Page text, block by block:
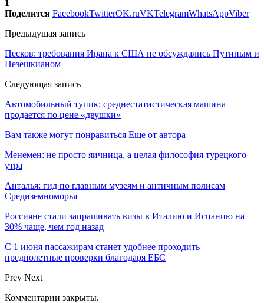
1
Поделится FacebookTwitterOK.ruVKTelegramWhatsAppViber
Предыдущая запись
Песков: требования Ирана к США не обсуждались Путиным и
Пезешкианом
Следующая запись
Автомобильный тупик: среднестатистическая машина
продается по цене «двушки»
Вам также могут понравиться Еще от автора
Менемен: не просто яичница, а целая философия турецкого
утра
Анталья: гид по главным музеям и античным полисам
Средиземноморья
Россияне стали запрашивать визы в Италию и Испанию на
30% чаще, чем год назад
С 1 июня пассажирам станет удобнее проходить
предполетные проверки благодаря ЕБС
Prev Next
Комментарии закрыты.